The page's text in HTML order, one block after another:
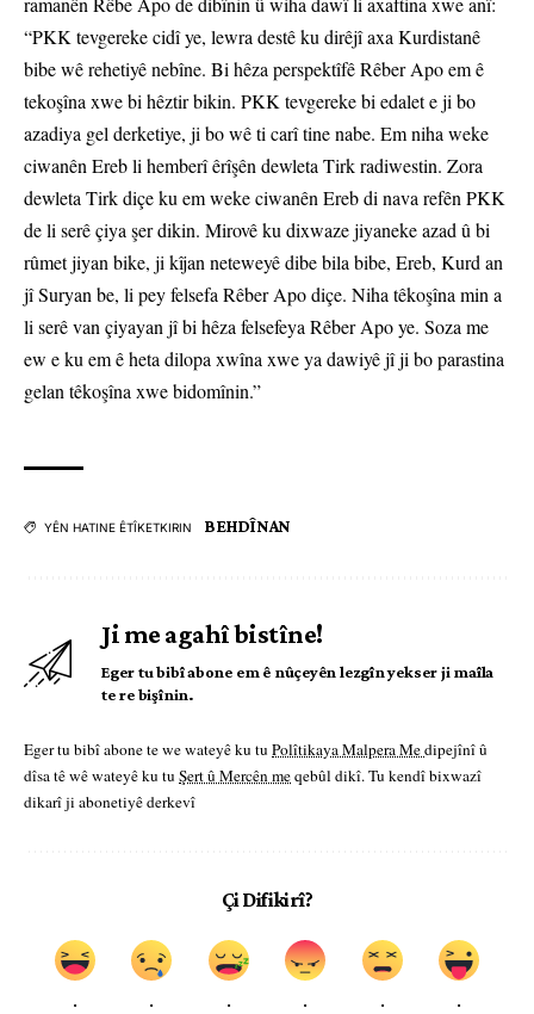
“PKK tevgereke cidî ye, lewra destê ku dirêjî axa Kurdistanê
bibe wê rehetiyê nebîne. Bi hêza perspektîfê Rêber Apo em ê
tekoşîna xwe bi hêztir bikin. PKK tevgereke bi edalet e ji bo
azadiya gel derketiye, ji bo wê ti carî tine nabe. Em niha weke
ciwanên Ereb li hemberî êrîşên dewleta Tirk radiwestin. Zora
dewleta Tirk diçe ku em weke ciwanên Ereb di nava refên PKK
de li serê çiya şer dikin. Mirovê ku dixwaze jiyaneke azad û bi
rûmet jiyan bike, ji kîjan neteweyê dibe bila bibe, Ereb, Kurd an
jî Suryan be, li pey felsefa Rêber Apo diçe. Niha têkoşîna min a
li serê van çiyayan jî bi hêza felsefeya Rêber Apo ye. Soza me
ew e ku em ê heta dilopa xwîna xwe ya dawiyê jî ji bo parastina
gelan têkoşîna xwe bidomînin.”
YÊN HATINE ÊTÎKETKIRIN BEHDÎNAN
Ji me agahî bistîne!
Eger tu bibî abone em ê nûçeyên lezgîn yekser ji maîla
te re bişînin.
Eger tu bibî abone te we wateyê ku tu Polîtikaya Malpera Medipejînî û
dîsa tê wê wateyê ku tu Şert û Mercên meqebûl dikî. Tu kendî bixwazî
dikarî ji abonetiyê derkevî
Çi Difikirî?
. . . . . .